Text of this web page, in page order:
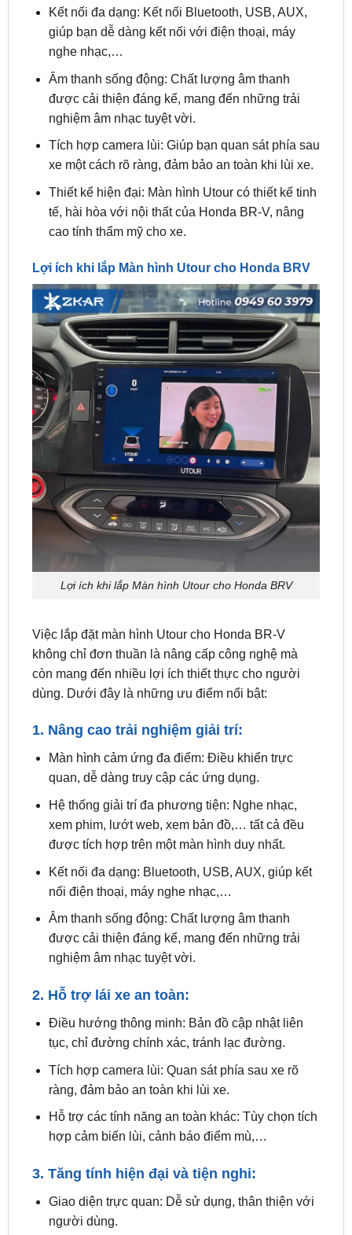
nghe nhạc,…
Âm thanh sống động: Chất lượng âm thanh
được cải thiện đáng kể, mang đến những trải
nghiệm âm nhạc tuyệt vời.
Tích hợp camera lùi: Giúp bạn quan sát phía sau
xe một cách rõ ràng, đảm bảo an toàn khi lùi xe.
Thiết kế hiện đại: Màn hình Utour có thiết kế tinh
tế, hài hòa với nội thất của Honda BR-V, nâng
cao tính thẩm mỹ cho xe.
Lợi ích khi lắp Màn hình Utour cho Honda BRV
Lợi ích khi lắp Màn hình Utour cho Honda BRV
Việc lắp đặt màn hình Utour cho Honda BR-V
còn mang đến nhiều lợi ích thiết thực cho người
dùng. Dưới đây là những ưu điểm nổi bật:
1. Nâng cao trải nghiệm giải trí:
quan, dễ dàng truy cập các ứng dụng.
Hệ thống giải trí đa phương tiện: Nghe nhạc,
xem phim, lướt web, xem bản đồ,… tất cả đều
được tích hợp trên một màn hình duy nhất.
Kết nối đa dạng: Bluetooth, USB, AUX, giúp kết
nối điện thoại, máy nghe nhạc,…
Âm thanh sống động: Chất lượng âm thanh
được cải thiện đáng kể, mang đến những trải
nghiệm âm nhạc tuyệt vời.
2. Hỗ trợ lái xe an toàn:
tục, chỉ đường chính xác, tránh lạc đường.
Tích hợp camera lùi: Quan sát phía sau xe rõ
ràng, đảm bảo an toàn khi lùi xe.
Hỗ trợ các tính năng an toàn khác: Tùy chọn tích
hợp cảm biến lùi, cảnh báo điểm mù,…
3. Tăng tính hiện đại và tiện nghi:
người dùng.
Thiết kế sang trọng: Tích hợp hài hòa với nội
thất xe, nâng cao tính thẩm mỹ.